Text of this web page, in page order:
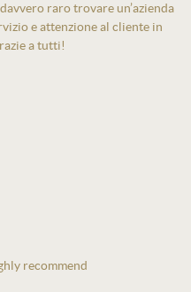
raro trovare un’azienda
e attenzione al cliente in
a tutti!
recommend